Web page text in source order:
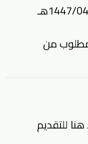
بدأ التقديم يوم الأربعاء 1447/04/23هـ
من
للتقديم